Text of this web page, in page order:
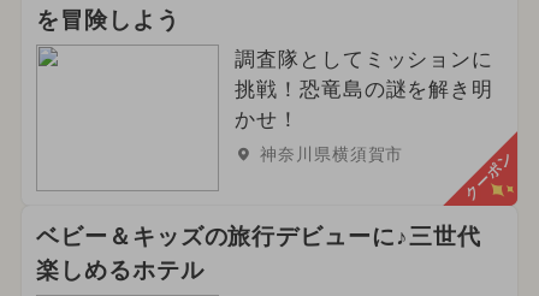
を冒険しよう
調査隊としてミッションに
挑戦！恐竜島の謎を解き明
かせ！
神奈川県横須賀市 クーポン
ベビー＆キッズの旅行デビューに♪三世代
楽しめるホテル